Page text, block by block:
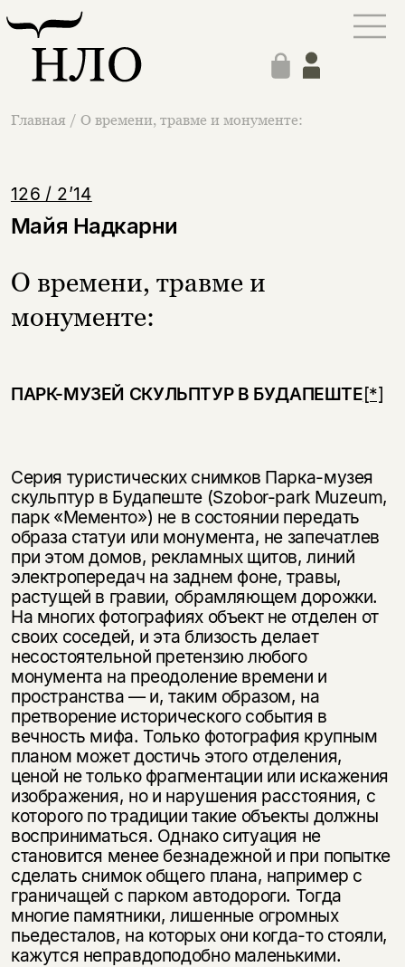
Главная / О времени, травме и монументе:
126 / 2’14
Майя Надкарни
О времени, травме и
монументе:
ПАРК-МУЗЕЙ СКУЛЬПТУР В БУДАПЕШТЕ[*]
Серия туристических снимков Парка-музея
скульптур в Будапеште (Szobor-park Muzeum,
парк «Мементо») не в состоянии передать
образа статуи или монумента, не запечатлев
при этом домов, рекламных щитов, линий
электро­передач на заднем фоне, травы,
растущей в гравии, обрамляющем дорожки.
На многих фотографиях объект не отделен от
своих соседей, и эта близость делает
несостоятельной претензию любого
монумента на преодоление вре­мени и
пространства — и, таким образом, на
претворение исторического со­бытия в
вечность мифа. Только фотография крупным
планом может достичь этого отделения,
ценой не только фрагментации или искажения
изображе­ния, но и нарушения расстояния, с
которого по традиции такие объекты должны
восприниматься. Однако ситуация не
становится менее безнадежной и при попытке
сделать снимок общего плана, например с
граничащей с пар­ком автодороги. Тогда
многие памятники, лишенные огромных
пьедесталов, на которых они когда-то стояли,
кажутся неправдоподобно маленькими.